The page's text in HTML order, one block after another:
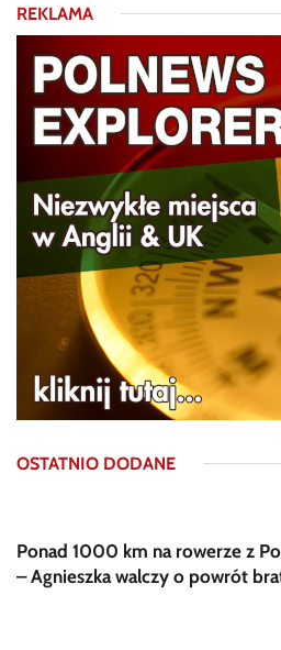
REKLAMA
OSTATNIO DODANE
Ponad 1000 km na rowerze z
– Agnieszka walczy o powrót